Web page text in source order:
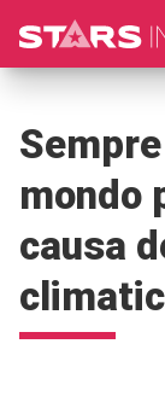
mondo
causa